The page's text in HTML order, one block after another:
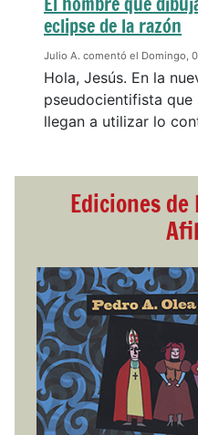
eclipse de la razón
Julio A. comentó el Domingo,
Hola, Jesús. En la
pseudocientifista que
llegan a utilizar lo
Ediciones de